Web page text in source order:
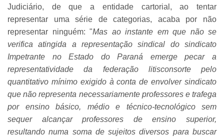
Judiciário, de que a entidade cartorial, ao tentar
representar uma série de categorias, acaba por não
representar ninguém: "Mas ao instante em que não se
verifica atingida a representação sindical do sindicato
Impetrante no Estado do Paraná emerge pecar a
representatividade da federação litisconsorte pelo
quantitativo mínimo exigido à conta de envolver sindicato
que não representa necessariamente professores e trafega
por ensino básico, médio e técnico-tecnológico sem
sequer alcançar professores de ensino superior,
resultando numa soma de sujeitos diversos para buscar